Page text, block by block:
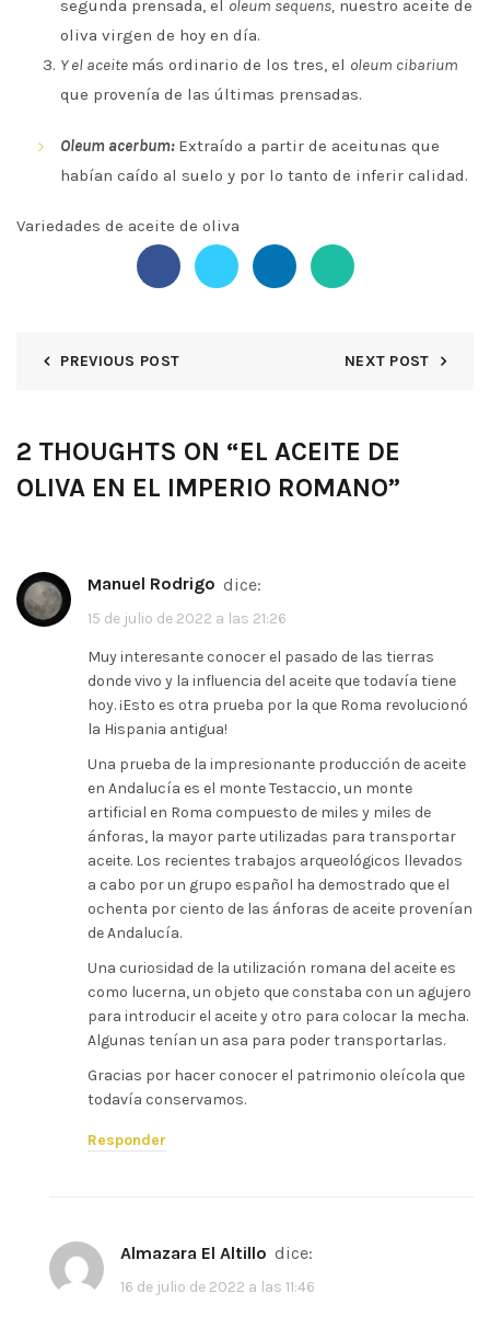
segunda prensada, el oleum sequens, nuestro aceite de
oliva virgen de hoy en día.
Y el aceite más ordinario de los tres, el oleum cibarium
que provenía de las últimas prensadas.
Oleum acerbum: Extraído a partir de aceitunas que
habían caído al suelo y por lo tanto de inferir calidad.
Variedades de aceite de oliva
PREVIOUS POST NEXT POST
2 THOUGHTS ON “EL ACEITE DE
OLIVA EN EL IMPERIO ROMANO”
Manuel Rodrigo dice:
15 de julio de 2022 a las 21:26
Muy interesante conocer el pasado de las tierras
donde vivo y la influencia del aceite que todavía tiene
hoy. ¡Esto es otra prueba por la que Roma revolucionó
la Hispania antigua!
Una prueba de la impresionante producción de aceite
en Andalucía es el monte Testaccio, un monte
artificial en Roma compuesto de miles y miles de
ánforas, la mayor parte utilizadas para transportar
aceite. Los recientes trabajos arqueológicos llevados
a cabo por un grupo español ha demostrado que el
ochenta por ciento de las ánforas de aceite provenían
de Andalucía.
Una curiosidad de la utilización romana del aceite es
como lucerna, un objeto que constaba con un agujero
para introducir el aceite y otro para colocar la mecha.
Algunas tenían un asa para poder transportarlas.
Gracias por hacer conocer el patrimonio oleícola que
todavía conservamos.
Responder
Almazara El Altillo dice:
16 de julio de 2022 a las 11:46